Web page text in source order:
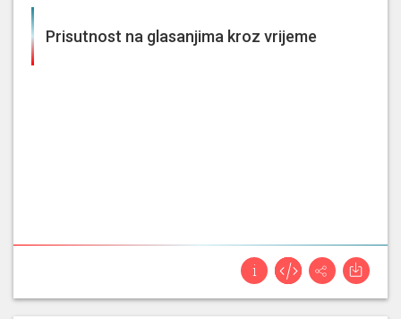
Prisutnost na glasanjima kroz vrijeme